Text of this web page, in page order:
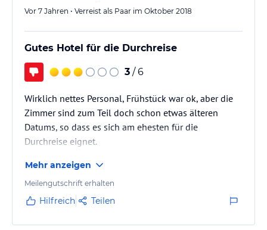
Vor 7 Jahren • Verreist als Paar im Oktober 2018
Gutes Hotel für die Durchreise
3 / 6
Wirklich nettes Personal, Frühstück war ok, aber die
Zimmer sind zum Teil doch schon etwas älteren
Datums, so dass es sich am ehesten für die
Durchreise eignet.
Mehr anzeigen
Meilengutschrift erhalten
Hilfreich Teilen